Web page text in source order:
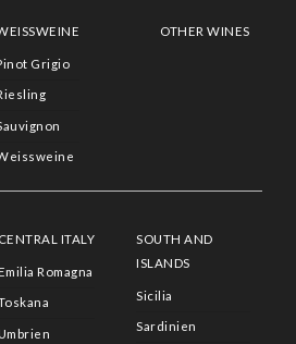
Grigio
OTHER WINES
CENTRAL ITALY
Romagna
SOUTH AND
ISLANDS
Sicilia
Sardinien